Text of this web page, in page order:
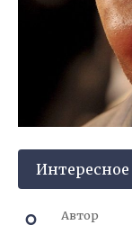
Интересное
Автор